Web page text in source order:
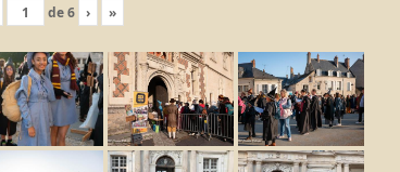
de6 › »